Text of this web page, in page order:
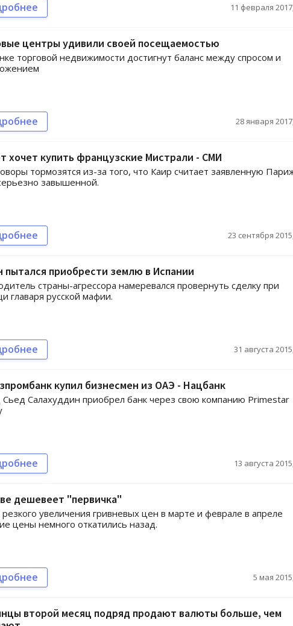
11 февраля
центры удивили своей посещаемостью
торговой недвижимости достигнут баланс между спросом и
28 января
хочет купить французские Мистрали - СМИ
тормозятся из-за того, что Каир считает заявленную
завышенной.
23 сентября
пытался приобрести землю в Испании
страны-агрессора намеревался провернуть сделку при
главаря русской мафии.
31 августа
купил бизнесмен из ОАЭ - Нацбанк
Салахуддин приобрел банк через свою компанию Primestar
13 августа
дешевеет "первичка"
увеличения гривневых цен в марте и феврале в апреле
цены немного откатились назад.
5 мая
второй месяц подряд продают валюты больше, чем